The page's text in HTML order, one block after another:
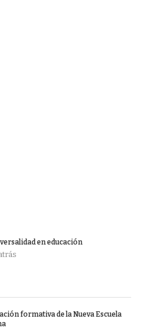
en educación
formativa de la Nueva Escuela